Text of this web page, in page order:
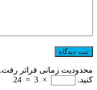
محدودیت زمانی فراتر رفت.
کنید.
×
3
=
24